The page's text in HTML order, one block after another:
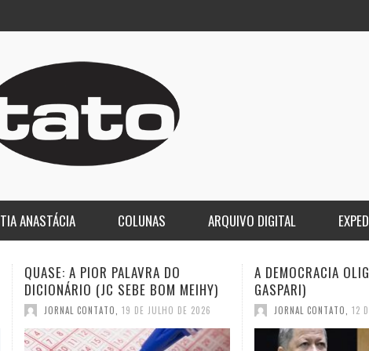
TIA ANASTÁCIA COLUNAS ARQUIVO DIGITAL
A DEMOCRACIA OLIGÁRQUICA (ELIO
GASPARI)
JORNAL CONTATO 12 DE JULHO DE 2026
O LUTO DA COPA E
2030 (JC SEBE BOM
JORNAL CONTATO 12